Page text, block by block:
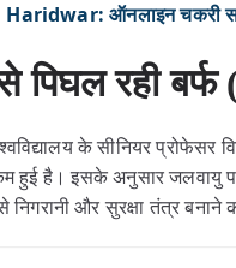
ऑनलाइन चकरी सट्टे
पिघल रही
के सीनियर
हुई है। इसके अनुसार जलवायु
निगरानी और सुरक्षा तंत्र